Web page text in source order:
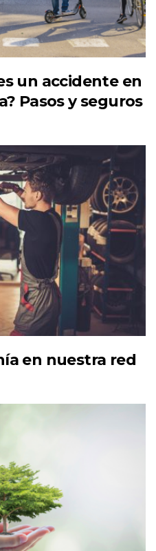
un accidente en
Pasos y seguros
en nuestra red